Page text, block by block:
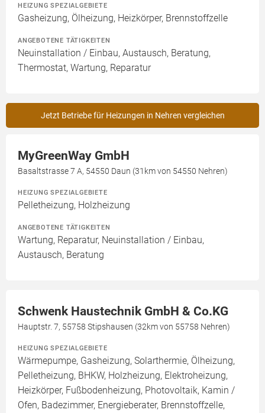
HEIZUNG SPEZIALGEBIETE
Gasheizung, Ölheizung, Heizkörper, Brennstoffzelle
ANGEBOTENE TÄTIGKEITEN
Neuinstallation / Einbau, Austausch, Beratung,
Thermostat, Wartung, Reparatur
Jetzt Betriebe für Heizungen in Nehren vergleichen
MyGreenWay GmbH
Basaltstrasse 7 A, 54550 Daun (31km von 54550 Nehren)
HEIZUNG SPEZIALGEBIETE
Pelletheizung, Holzheizung
ANGEBOTENE TÄTIGKEITEN
Wartung, Reparatur, Neuinstallation / Einbau,
Austausch, Beratung
Schwenk Haustechnik GmbH & Co.KG
Hauptstr. 7, 55758 Stipshausen (32km von 55758 Nehren)
HEIZUNG SPEZIALGEBIETE
Wärmepumpe, Gasheizung, Solarthermie, Ölheizung,
Pelletheizung, BHKW, Holzheizung, Elektroheizung,
Heizkörper, Fußbodenheizung, Photovoltaik, Kamin /
Ofen, Badezimmer, Energieberater, Brennstoffzelle,